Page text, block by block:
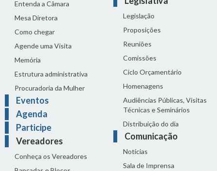
Entenda a Câmara
Mesa Diretora
Como chegar
Agende uma Visita
Memória
Estrutura administrativa
Procuradoria da Mulher
Eventos
Agenda
Participe
Vereadores
Conheça os Vereadores
Legislação
Proposições
Reuniões
Comissões
Ciclo Orçamentário
Homenagens
Audiências Públicas, Visitas
Técnicas e Seminários
Distribuição do dia
Comunicação
Notícias
Sala de Imprensa